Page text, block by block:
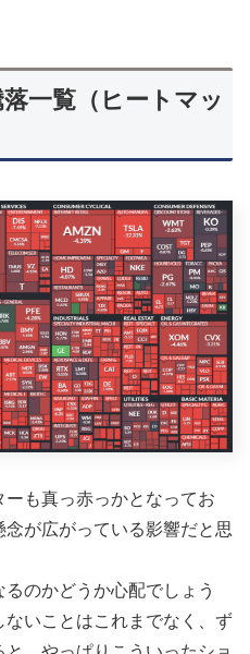
一覧（ヒートマッ
も真っ赤っかとなってお
が広がっている影響だと思
のかどうか心配でしょう
いことはこれまでなく、ず